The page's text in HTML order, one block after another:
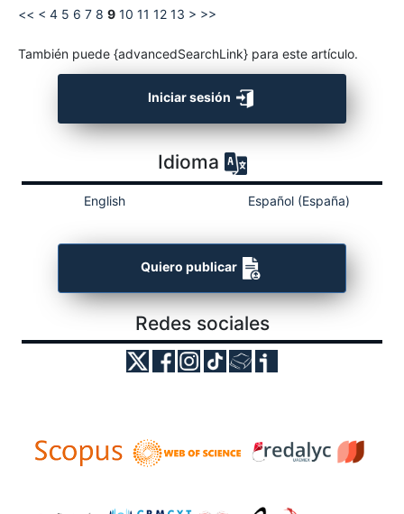
<< < 4 5 6 7 8 9 10 11 12 13 > >>
También puede {advancedSearchLink} para este artículo.
Iniciar sesión
Idioma
English Español (España)
Quiero publicar
Redes sociales